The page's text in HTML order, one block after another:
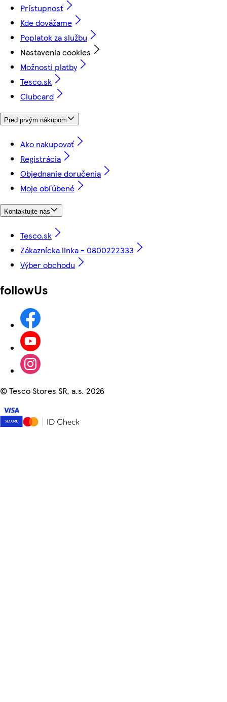
Prístupnosť
Kde dovážame
Poplatok za službu
Nastavenia cookies
Možnosti platby
Tesco.sk
Clubcard
Pred prvým nákupom
Ako nakupovať
Registrácia
Objednanie doručenia
Moje obľúbené
Kontaktujte nás
Tesco.sk
Zákaznícka linka - 0800222333
Výber obchodu
followUs
©Tesco Stores SR, a.s. 2026